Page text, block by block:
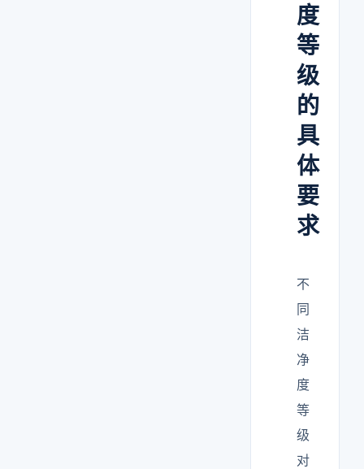
度
等
级
的
具
体
要
求
不
同
洁
净
度
等
级
对